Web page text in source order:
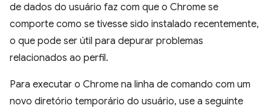
de dados do usuário faz com que o Chrome se
comporte como se tivesse sido instalado recentemente,
o que pode ser útil para depurar problemas
relacionados ao perfil.
Para executar o Chrome na linha de comando com um
novo diretório temporário do usuário, use a seguinte